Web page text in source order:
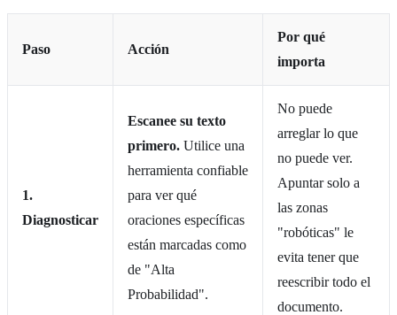
Paso Acción
Por qué
importa
1.
Diagnosticar
Escanee su texto
primero. Utilice una
herramienta confiable
para ver qué
oraciones específicas
están marcadas como
de "Alta
Probabilidad".
No puede
arreglar lo que
no puede ver.
Apuntar solo a
las zonas
"robóticas" le
evita tener que
reescribir todo el
documento.